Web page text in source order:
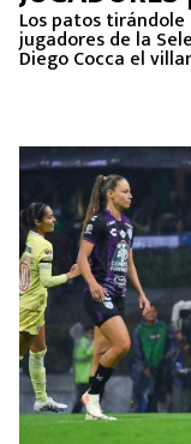
Los patos
jugadores de la
Diego Cocca el